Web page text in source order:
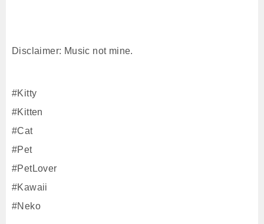
Disclaimer: Music not mine.
#Kitty
#Kitten
#Cat
#Pet
#PetLover
#Kawaii
#Neko